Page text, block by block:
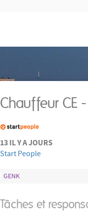
Chauffeur CE
13 IL Y A JOURS
Start People
GENK
Tâches et